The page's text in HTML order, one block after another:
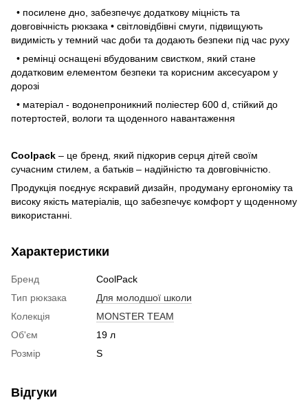
• посилене дно, забезпечує додаткову міцність та
довговічність рюкзака • світловідбівні смуги, підвищують
видимість у темний час доби та додають безпеки під час руху
• ремінці оснащені вбудованим свистком, який стане
додатковим елементом безпеки та корисним аксесуаром у
дорозі
• матеріал - водонепроникний поліестер 600 d, стійкий до
потертостей, вологи та щоденного навантаження
Coolpack – це бренд, який підкорив серця дітей своїм
сучасним стилем, а батьків – надійністю та довговічністю.
Продукція поєднує яскравий дизайн, продуману ергономіку та
високу якість матеріалів, що забезпечує комфорт у щоденному
використанні.
Характеристики
Бренд
CoolPack
Тип рюкзака
Для молодшої школи
Колекція
MONSTER TEAM
Об'єм
19 л
Розмір
S
Відгуки